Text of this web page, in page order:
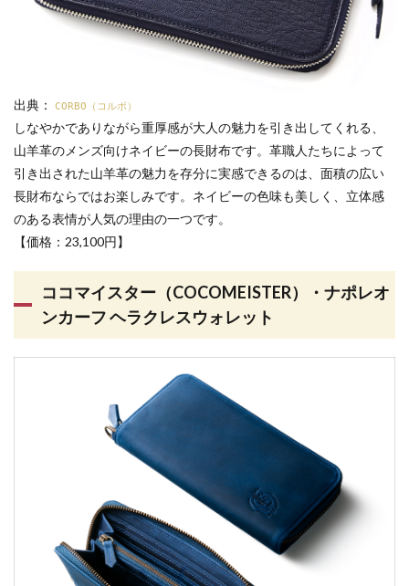
出典： CORBO（コルボ）
しなやかでありながら重厚感が大人の魅力を引き出してくれる、
山羊革のメンズ向けネイビーの長財布です。革職人たちによって
引き出された山羊革の魅力を存分に実感できるのは、面積の広い
長財布ならではお楽しみです。ネイビーの色味も美しく、立体感
のある表情が人気の理由の一つです。
【価格：23,100円】
ココマイスター（COCOMEISTER）・ナポレオ
ンカーフ ヘラクレスウォレット